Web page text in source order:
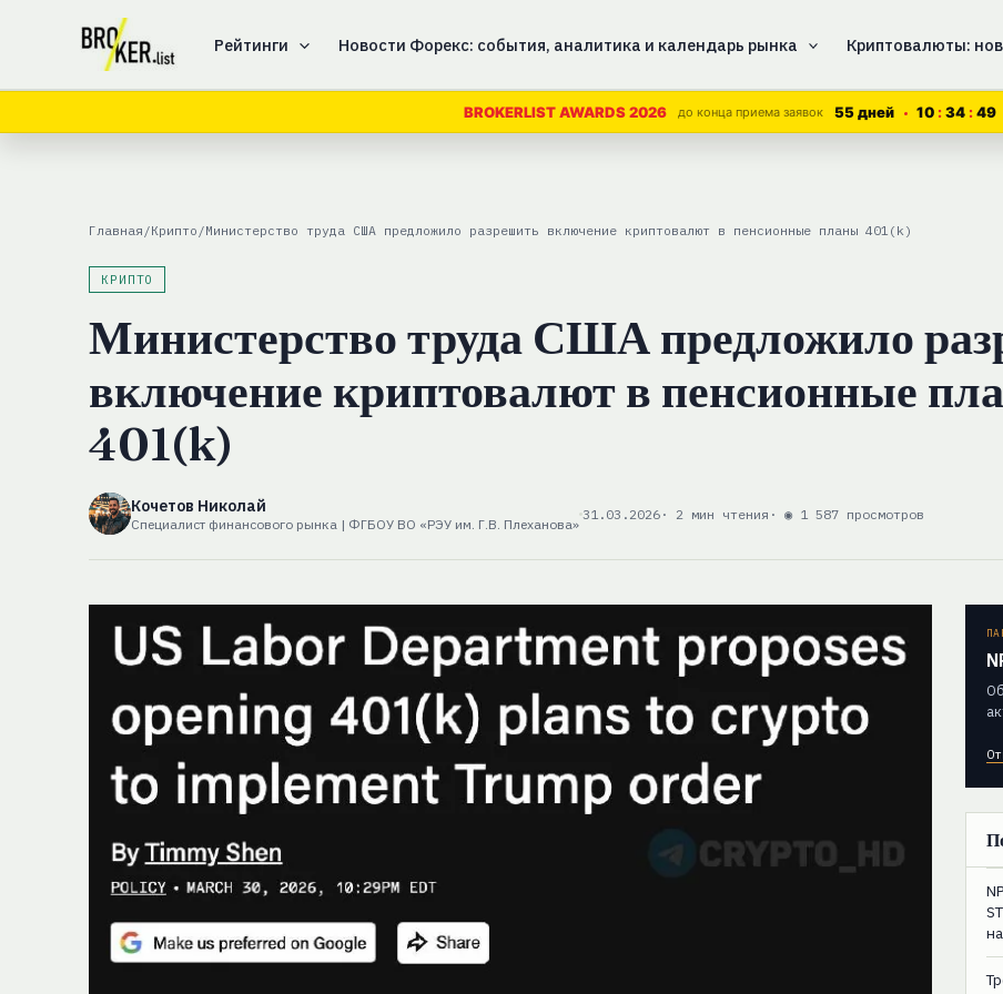
содержимому
Рейтинги Новости Форекс: события, аналитика и календарь рынка Криптовалюты:
BROKERLIST AWARDS 2026 до конца приема заявок 55 дней 10 34 48
Главная /Крипто /Министерство труда США предложило разрешить включение криптовалют в пенсионные планы 401(k)
КРИПТО
Министерство труда США предложило
включение криптовалют в пенсионные
401(k)
Кочетов Николай
Специалист финансового рынка | ФГБОУ ВО «РЭУ им. Г.В. Плеханова»
31.03.2026 · 2 мин чтения · ◉ 1 587 просмотров